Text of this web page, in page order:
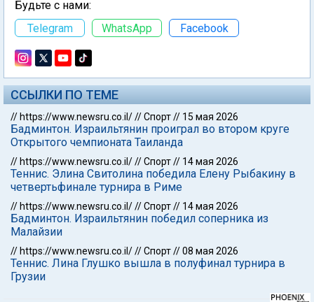
Будьте с нами:
Telegram
WhatsApp Facebook
ССЫЛКИ ПО ТЕМЕ
// https://www.newsru.co.il///Спорт// 15 мая 2026
Бадминтон. Израильтянин проиграл во втором круге
Открытого чемпионата Таиланда
// https://www.newsru.co.il///Спорт// 14 мая 2026
Теннис. Элина Свитолина победила Елену Рыбакину в
четвертьфинале турнира в Риме
// https://www.newsru.co.il///Спорт// 14 мая 2026
Бадминтон. Израильтянин победил соперника из
Малайзии
// https://www.newsru.co.il///Спорт//08 мая 2026
Теннис. Лина Глушко вышла в полуфинал турнира в
Грузии